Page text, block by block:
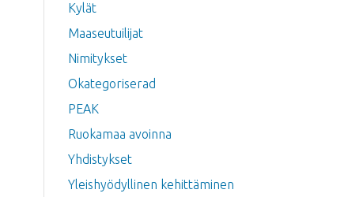
Kylät
Maaseutuilijat
Nimitykset
Okategoriserad
PEAK
Ruokamaa avoinna
Yhdistykset
Yleishyödyllinen kehittäminen